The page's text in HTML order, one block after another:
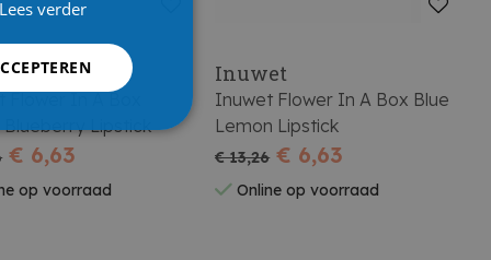
Flower In A Box
Blueberry Lipstick
€ 6,63
op voorraad
Inuwet
Inuwet Flower In A Box Blue
Lemon Lipstick
€ 13,26 € 6,63
Online op voorraad
Lees verder